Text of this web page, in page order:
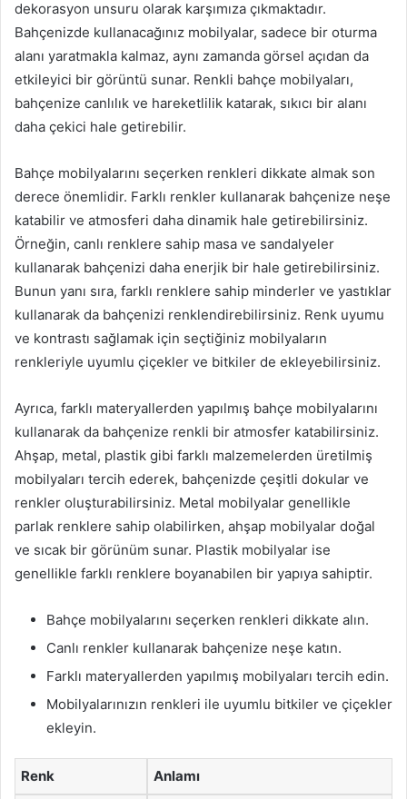
dekorasyon unsuru olarak karşımıza çıkmaktadır.
Bahçenizde kullanacağınız mobilyalar, sadece bir oturma
alanı yaratmakla kalmaz, aynı zamanda görsel açıdan da
etkileyici bir görüntü sunar. Renkli bahçe mobilyaları,
bahçenize canlılık ve hareketlilik katarak, sıkıcı bir alanı
daha çekici hale getirebilir.
Bahçe mobilyalarını seçerken renkleri dikkate almak son
derece önemlidir. Farklı renkler kullanarak bahçenize neşe
katabilir ve atmosferi daha dinamik hale getirebilirsiniz.
Örneğin, canlı renklere sahip masa ve sandalyeler
kullanarak bahçenizi daha enerjik bir hale getirebilirsiniz.
Bunun yanı sıra, farklı renklere sahip minderler ve yastıklar
kullanarak da bahçenizi renklendirebilirsiniz. Renk uyumu
ve kontrastı sağlamak için seçtiğiniz mobilyaların
renkleriyle uyumlu çiçekler ve bitkiler de ekleyebilirsiniz.
Ayrıca, farklı materyallerden yapılmış bahçe mobilyalarını
kullanarak da bahçenize renkli bir atmosfer katabilirsiniz.
Ahşap, metal, plastik gibi farklı malzemelerden üretilmiş
mobilyaları tercih ederek, bahçenizde çeşitli dokular ve
renkler oluşturabilirsiniz. Metal mobilyalar genellikle
parlak renklere sahip olabilirken, ahşap mobilyalar doğal
ve sıcak bir görünüm sunar. Plastik mobilyalar ise
genellikle farklı renklere boyanabilen bir yapıya sahiptir.
Bahçe mobilyalarını seçerken renkleri dikkate alın.
Canlı renkler kullanarak bahçenize neşe katın.
Farklı materyallerden yapılmış mobilyaları tercih edin.
Mobilyalarınızın renkleri ile uyumlu bitkiler ve çiçekler
ekleyin.
Renk Anlamı